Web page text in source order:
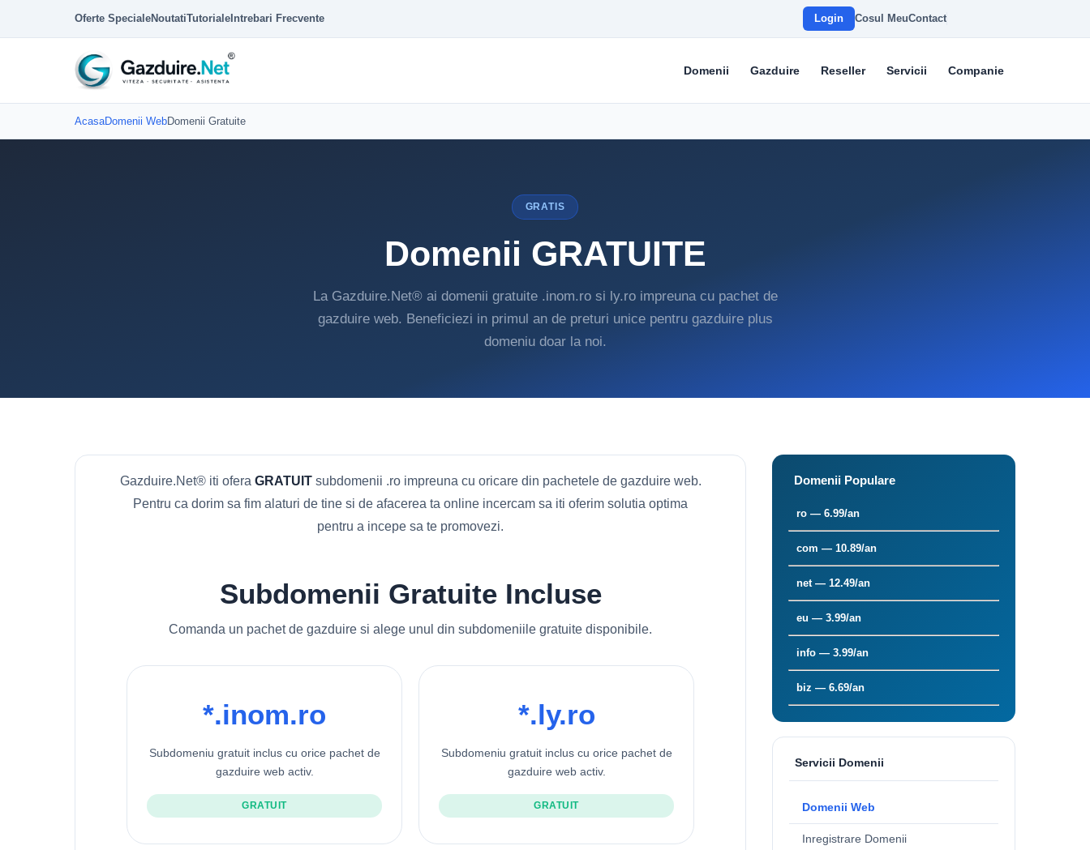
Oferte SpecialeNoutatiTutoriale Intrebari Frecvente Login Cosul MeuContact
Domenii Gazduire Reseller Servicii Companie
AcasaDomenii WebDomenii Gratuite
GRATIS
Domenii GRATUITE
La Gazduire.Net® ai domenii gratuite .inom.ro si ly.ro impreuna cu pachet de
gazduire web. Beneficiezi in primul an de preturi unice pentru gazduire plus
domeniu doar la noi.
Gazduire.Net® iti ofera GRATUITsubdomenii .ro impreuna cu oricare din pachetele de gazduire web.
Pentru ca dorim sa fim alaturi de tine si de afacerea ta online incercam sa iti oferim solutia optima
pentru a incepe sa te promovezi.
Subdomenii Gratuite Incluse
Comanda un pachet de gazduire si alege unul din subdomeniile gratuite disponibile.
*.inom.ro
Subdomeniu gratuit inclus cu orice pachet de
gazduire web activ.
GRATUIT
*.ly.ro
Subdomeniu gratuit inclus cu orice pachet de
gazduire web activ.
GRATUIT
Domenii Populare
ro — 6.99/an
com — 10.89/an
net — 12.49/an
eu — 3.99/an
info — 3.99/an
biz — 6.69/an
Servicii Domenii
Domenii Web
Inregistrare Domenii